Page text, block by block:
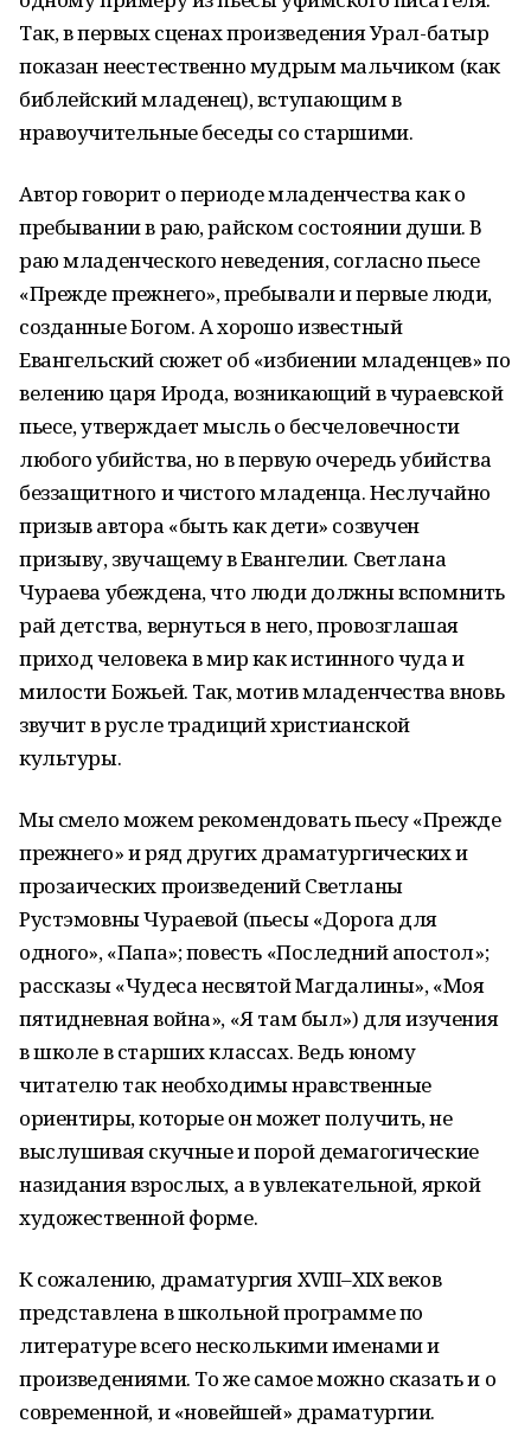
Так, в первых сценах произведения Урал-батыр
показан неестественно мудрым мальчиком (как
библейский младенец), вступающим в
нравоучительные беседы со старшими.
Автор говорит о периоде младенчества как о
пребывании в раю, райском состоянии души. В
раю младенческого неведения, согласно пьесе
«Прежде прежнего», пребывали и первые люди,
созданные Богом. А хорошо известный
Евангельский сюжет об «избиении младенцев» по
велению царя Ирода, возникающий в чураевской
пьесе, утверждает мысль о бесчеловечности
любого убийства, но в первую очередь убийства
беззащитного и чистого младенца. Неслучайно
призыв автора «быть как дети» созвучен
призыву, звучащему в Евангелии. Светлана
Чураева убеждена, что люди должны вспомнить
рай детства, вернуться в него, провозглашая
приход человека в мир как истинного чуда и
милости Божьей. Так, мотив младенчества вновь
звучит в русле традиций христианской
культуры.
Мы смело можем рекомендовать пьесу «Прежде
прежнего» и ряд других драматургических и
прозаических произведений Светланы
Рустэмовны Чураевой (пьесы «Дорога для
одного», «Папа»; повесть «Последний апостол»;
рассказы «Чудеса несвятой Магдалины», «Моя
пятидневная война», «Я там был») для изучения
в школе в старших классах. Ведь юному
читателю так необходимы нравственные
ориентиры, которые он может получить, не
выслушивая скучные и порой демагогические
назидания взрослых, а в увлекательной, яркой
художественной форме.
К сожалению, драматургия XVIII–XIX веков
представлена в школьной программе по
литературе всего несколькими именами и
произведениями. То же самое можно сказать и о
современной, и «новейшей» драматургии.